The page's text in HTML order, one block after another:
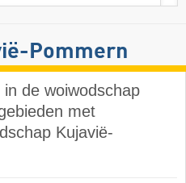
Pommern
de woiwodschap
met
Kujavië-